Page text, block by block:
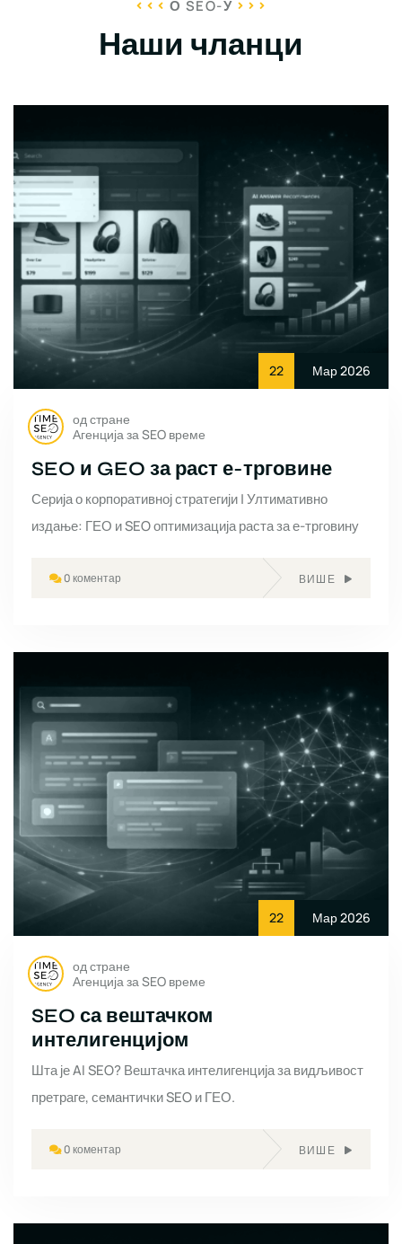
О SEO-У
Наши чланци
22 Мар 2026
од стране
Агенција за SEO време
SEO и GEO за раст е-трговине
Серија о корпоративној стратегији | Ултимативно
издање: ГЕО и SEO оптимизација раста за е-трговину
0 коментар ВИШЕ
22 Мар 2026
од стране
Агенција за SEO време
SEO са вештачком
интелигенцијом
Шта је AI SEO? Вештачка интелигенција за видљивост
претраге, семантички SEO и ГЕО.
0 коментар ВИШЕ